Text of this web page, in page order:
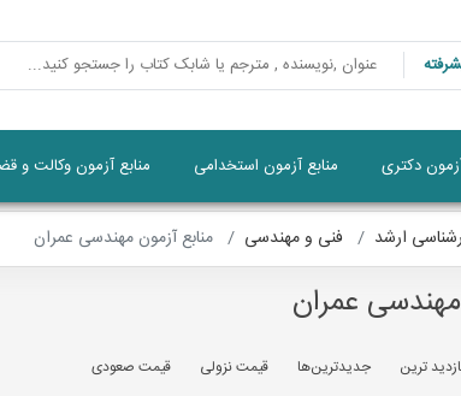
دکتری منابع آزمون استخدامی منابع آزمون وکالت و
ارشد فنی و مهندسی منابع آزمون مهندسی عمران
عمران
ترين جديدترين‌ها قيمت نزولی قيمت صعودی